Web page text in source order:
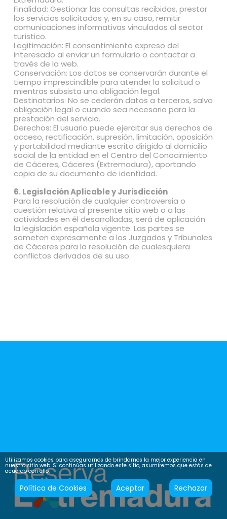
Finalidad: Gestionar las consultas recibidas, prestar
los servicios solicitados y, en su caso, remitir
comunicaciones informativas vinculadas al sector
turístico.
Legitimación: El consentimiento expreso del
interesado al enviar un formulario o contactar a
través de la web.
Conservación: Los datos se conservarán durante el
tiempo imprescindible para atender la solicitud o
mientras subsista una obligación legal.
Destinatarios: No se cederán datos a terceros, salvo
obligación legal o cuando sea necesario para la
prestación del servicio.
Derechos: El usuario puede ejercitar sus derechos de
acceso, rectificación, supresión, limitación, oposición
y portabilidad mediante escrito dirigido al domicilio
social de la entidad en el Centro del Conocimiento
de Cáceres, Cáceres (Extremadura), aportando
copia de su documento de identidad.
6. Legislación Aplicable y Jurisdicción
Para la resolución de cualquier controversia o
cuestión relativa al presente sitio web o a las
actividades en él desarrolladas, será de aplicación
la legislación española vigente. Las partes se
someten expresamente a los Juzgados y Tribunales
de Cáceres para la resolución de cualesquiera
conflictos derivados de su uso.
Utilizamos cookies para asegurarnos de brindarnos la mejor experiencia en
nuestro sitio web. Si continúas utilizando este sitio, asumiremos que estás de
acuerdo con ello.
Política de Cookies Aceptar Rechazar